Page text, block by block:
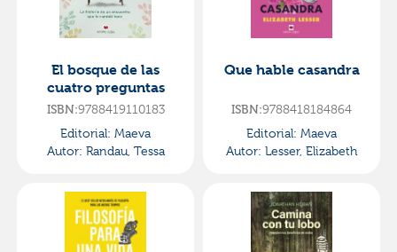
El bosque de las
cuatro preguntas
ISBN:9788419110183
Editorial: Maeva
Autor: Randau, Tessa
Que hable casandra
ISBN:9788418184864
Editorial: Maeva
Autor: Lesser, Elizabeth